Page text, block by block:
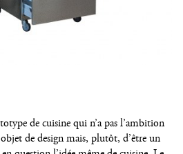
de cuisine qui n’a pas l’ambition
de design mais, plutôt, d’être un